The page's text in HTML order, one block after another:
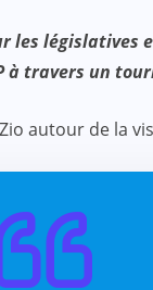
législatives
à travers un
autour de la